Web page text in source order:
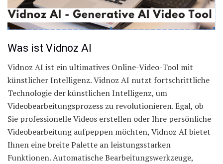
Was ist Vidnoz AI
Vidnoz AI ist ein ultimatives Online-Video-Tool mit
künstlicher Intelligenz. Vidnoz AI nutzt fortschrittliche
Technologie der künstlichen Intelligenz, um
Videobearbeitungsprozess zu revolutionieren. Egal, ob
Sie professionelle Videos erstellen oder Ihre persönliche
Videobearbeitung aufpeppen möchten, Vidnoz AI bietet
Ihnen eine breite Palette an leistungsstarken
Funktionen. Automatische Bearbeitungswerkzeuge,